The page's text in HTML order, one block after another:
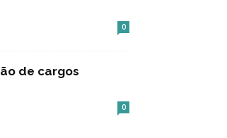
0
de cargos
0